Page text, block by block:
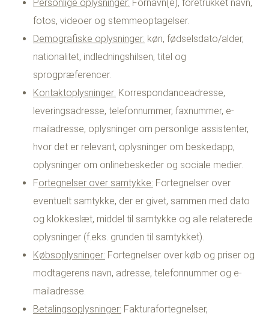
Personlige oplysninger: Fornavn(e), foretrukket navn,
fotos, videoer og stemmeoptagelser.
Demografiske oplysninger: køn, fødselsdato/alder,
nationalitet, indledningshilsen, titel og
sprogpræferencer.
Kontaktoplysninger: Korrespondanceadresse,
leveringsadresse, telefonnummer, faxnummer, e-
mailadresse, oplysninger om personlige assistenter,
hvor det er relevant, oplysninger om beskedapp,
oplysninger om onlinebeskeder og sociale medier.
Fortegnelser over samtykke: Fortegnelser over
eventuelt samtykke, der er givet, sammen med dato
og klokkeslæt, middel til samtykke og alle relaterede
oplysninger (f.eks. grunden til samtykket).
Købsoplysninger: Fortegnelser over køb og priser og
modtagerens navn, adresse, telefonnummer og e-
mailadresse.
Betalingsoplysninger: Fakturafortegnelser,